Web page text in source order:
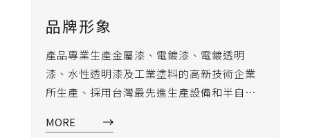
品牌形象
產品專業生產金屬漆、電鍍漆、電鍍透明
漆、水性透明漆及工業塗料的高新技術企業
所生產、採用台灣最先進生產設備和半自動
前列、山山牌耐酸鹼塗料為台灣製造MIT品質
MORE